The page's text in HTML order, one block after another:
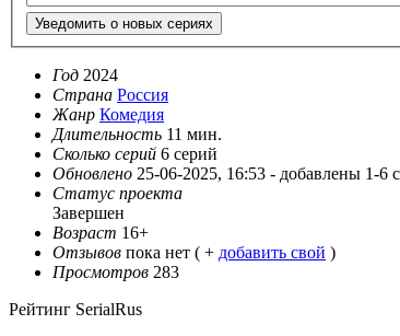
Уведомить о новых сериях
Год 2024
Страна Россия
Жанр Комедия
Длительность 11 мин.
Сколько серий 6 серий
Обновлено 25-06-2025, 16:53 - добавлены 1-6
Статус проекта
Завершен
Возраст 16+
Отзывов пока нет ( + добавить свой )
Просмотров 283
Рейтинг SerialRus